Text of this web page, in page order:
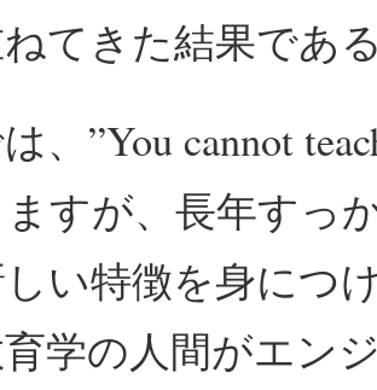
てきた結果であ
、”You cannot
すが、長年すっ
い特徴を身につ
学の人間がエン